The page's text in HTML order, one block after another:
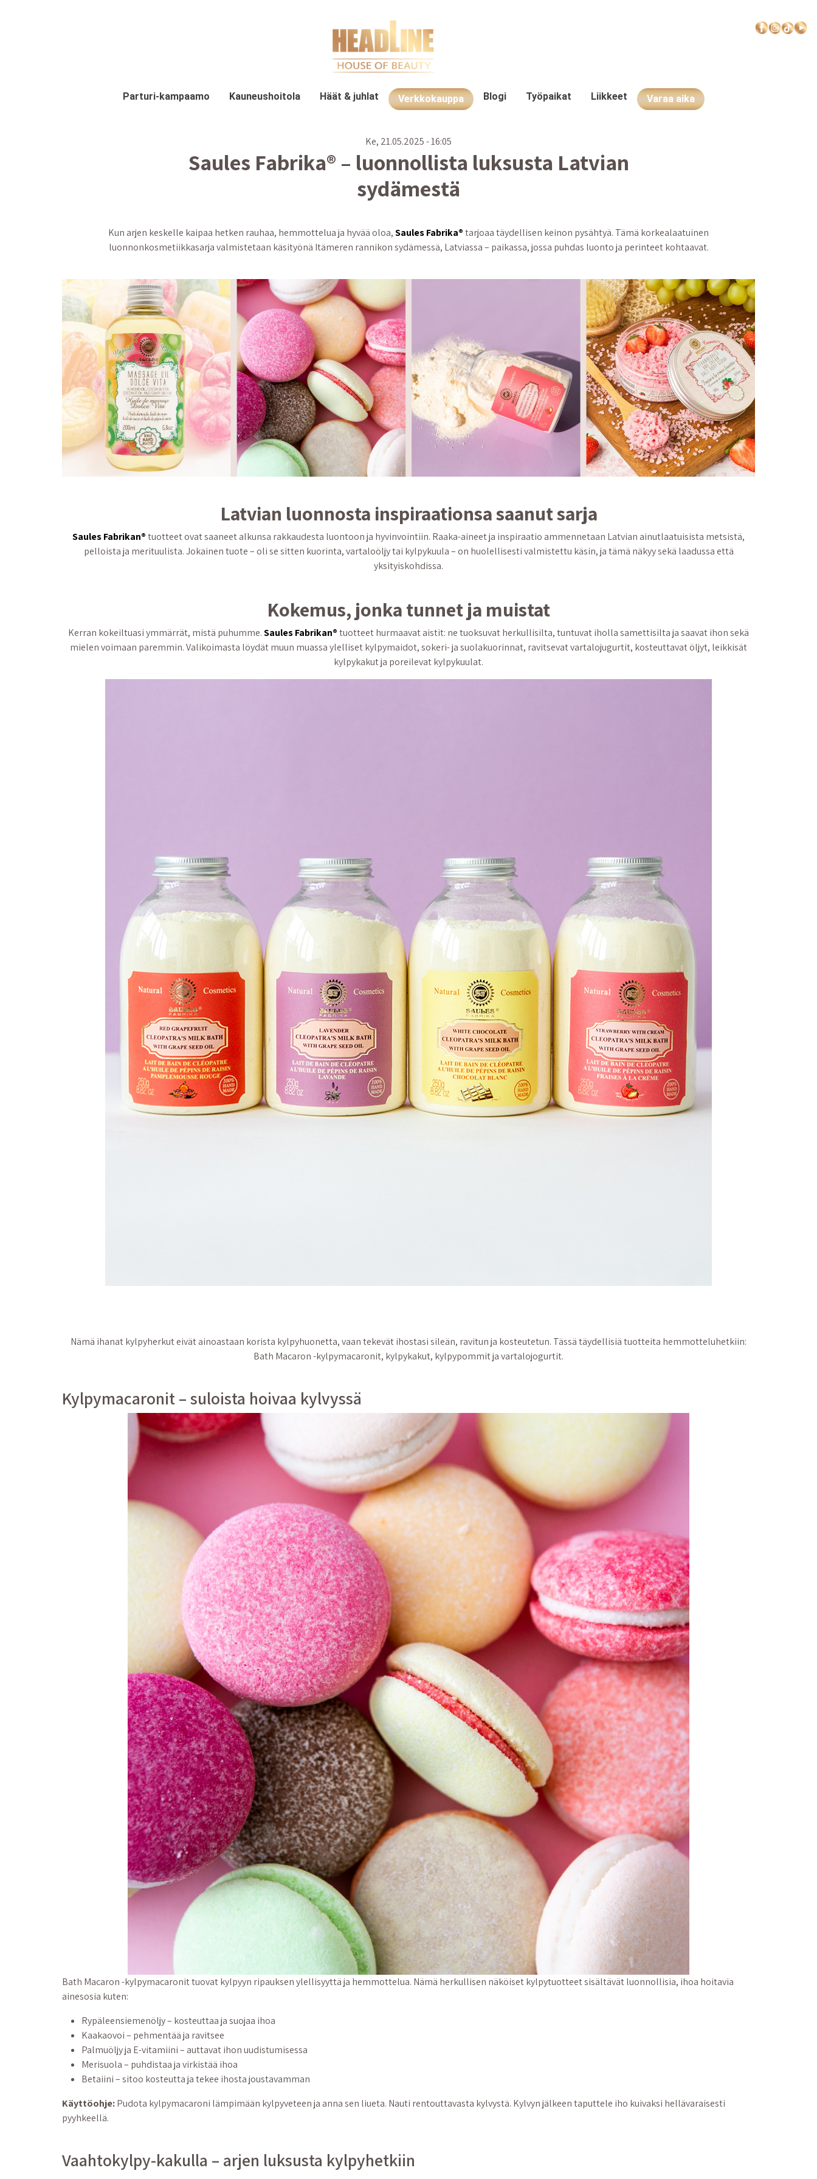
Parturi-kampaamo Kauneushoitola Häät & juhlat Verkkokauppa Blogi Työpaikat Liikkeet Varaa aika
Ke, 21.05.2025 - 16:05
Saules Fabrika® – luonnollista luksusta Latvian
sydämestä
Kun arjen keskelle kaipaa hetken rauhaa, hemmottelua ja hyvää oloa,Saules Fabrika®tarjoaa täydellisen keinon pysähtyä. Tämä korkealaatuinen
luonnonkosmetiikkasarja valmistetaan käsityönä Itämeren rannikon sydämessä, Latviassa – paikassa, jossa puhdas luonto ja perinteet kohtaavat.
Latvian luonnosta inspiraationsa saanut sarja
Saules Fabrikan®tuotteet ovat saaneet alkunsa rakkaudesta luontoon ja hyvinvointiin. Raaka-aineet ja inspiraatio ammennetaan Latvian ainutlaatuisista metsistä,
pelloista ja merituulista. Jokainen tuote – oli se sitten kuorinta, vartaloöljy tai kylpykuula – on huolellisesti valmistettu käsin, ja tämä näkyy sekä laadussa että
yksityiskohdissa.
Kokemus, jonka tunnet ja muistat
Kerran kokeiltuasi ymmärrät, mistä puhumme.Saules Fabrikan®tuotteet hurmaavat aistit: ne tuoksuvat herkullisilta, tuntuvat iholla samettisilta ja saavat ihon sekä
mielen voimaan paremmin. Valikoimasta löydät muun muassa ylelliset kylpymaidot, sokeri- ja suolakuorinnat, ravitsevat vartalojugurtit, kosteuttavat öljyt, leikkisät
kylpykakut ja poreilevat kylpykuulat.
Nämä ihanat kylpyherkut eivät ainoastaan korista kylpyhuonetta, vaan tekevät ihostasi sileän, ravitun ja kosteutetun. Tässä täydellisiä tuotteita hemmotteluhetkiin:
Bath Macaron -kylpymacaronit, kylpykakut, kylpypommit ja vartalojogurtit.
Kylpymacaronit – suloista hoivaa kylvyssä
Bath Macaron -kylpymacaronit tuovat kylpyyn ripauksen ylellisyyttä ja hemmottelua. Nämä herkullisen näköiset kylpytuotteet sisältävät luonnollisia, ihoa hoitavia
ainesosia kuten:
Rypäleensiemenöljy – kosteuttaa ja suojaa ihoa
Kaakaovoi – pehmentää ja ravitsee
Palmuöljy ja E-vitamiini – auttavat ihon uudistumisessa
Merisuola – puhdistaa ja virkistää ihoa
Betaiini – sitoo kosteutta ja tekee ihosta joustavamman
Käyttöohje:Pudota kylpymacaroni lämpimään kylpyveteen ja anna sen liueta. Nauti rentouttavasta kylvystä. Kylvyn jälkeen taputtele iho kuivaksi hellävaraisesti
pyyhkeellä.
Vaahtokylpy-kakulla – arjen luksusta kylpyhetkiin